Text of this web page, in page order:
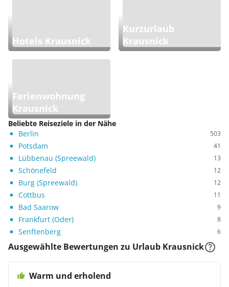
Hotels Krausnick
Kurzurlaub
Krausnick
Ferienwohnung
Krausnick
Beliebte Reiseziele in der Nähe
Berlin
503
Potsdam 41
Lübbenau (Spreewald) 13
Schönefeld 12
Burg (Spreewald) 12
Cottbus 11
Bad Saarow 9
Frankfurt (Oder) 8
Senftenberg 6
Ausgewählte Bewertungen zu Urlaub Krausnick
Warm und erholend